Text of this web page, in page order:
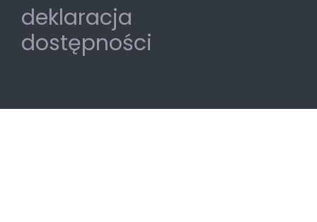
deklaracja
dostępności